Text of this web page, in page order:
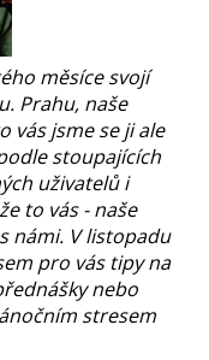
měsíce svojí
Prahu, naše
vás jsme se ji ale
stoupajících
uživatelů i
to vás - naše
námi. V listopadu
pro vás tipy na
nebo
stresem